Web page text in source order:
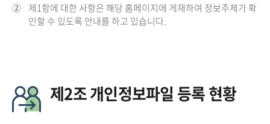
② 제1항에 대한 사항은 해당 홈페이지에 게재하여 정보주체가 확
인할 수 있도록 안내를 하고 있습니다.
제2조 개인정보파일 등록 현황